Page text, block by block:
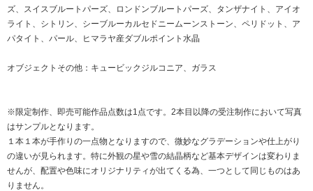
ズ、スイスブルートパーズ、ロンドンブルートパーズ、タンザナイト、アイオ
ライト、シトリン、シーブルーカルセドニームーンストーン、ペリドット、ア
パタイト、パール、ヒマラヤ産ダブルポイント水晶
オブジェクトその他：キュービックジルコニア、ガラス
※限定制作、即売可能作品点数は1点です。2本目以降の受注制作において写真
はサンプルとなります。
１本１本が手作りの一点物となりますので、微妙なグラデーションや仕上がり
の違いが見られます。特に外観の星や雪の結晶柄など基本デザインは変わりま
せんが、配置や色味にオリジナリティが出てくる為、一つとして同じものはあ
りません。